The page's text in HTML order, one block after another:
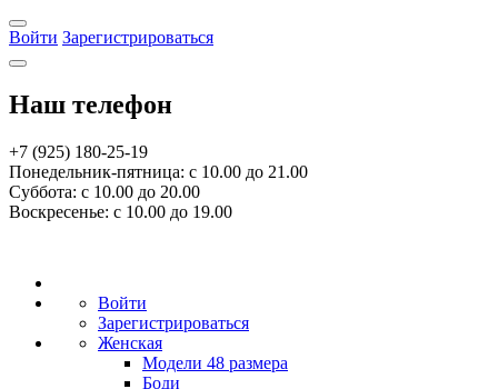
Войти Зарегистрироваться
Наш телефон
+7 (925) 180-25-19
Понедельник-пятница: с 10.00 до 21.00
Суббота: с 10.00 до 20.00
Воскресенье: с 10.00 до 19.00
Войти
Зарегистрироваться
Женская
Модели 48 размера
Боди